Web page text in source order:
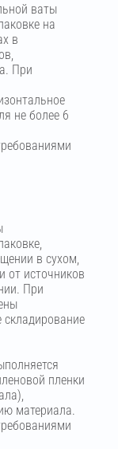
ваты
на
в
При
не более 6
в сухом,
от источников
При
складирование
пленки
материала.